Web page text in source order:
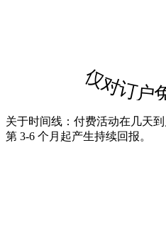
仅对订
关于时间线：付费活动在几天
第 3-6 个月起产生持续回报。